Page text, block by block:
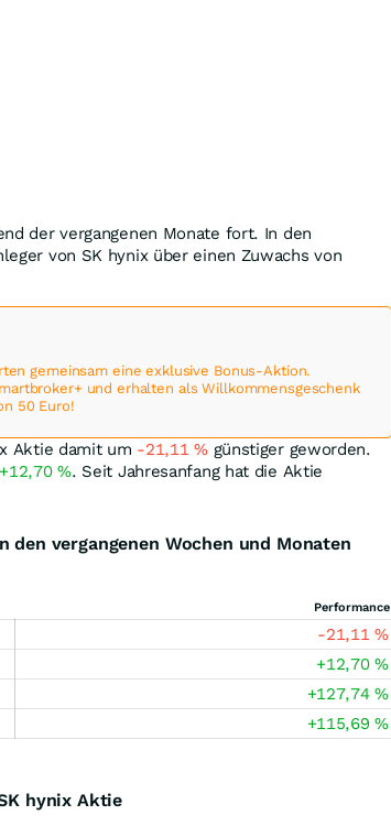
der vergangenen Monate fort. In den
von SK hynix über einen Zuwachs von
gemeinsam eine exklusive Bonus-Aktion.
und erhalten als Willkommensgeschenk
50 Euro!
Aktie damit um -21,11%günstiger geworden.
+12,70%. Seit Jahresanfang hat die Aktie
vergangenen Wochen und Monaten
Performance
-21,11%
+12,70%
+127,74%
+115,69%
hynix Aktie